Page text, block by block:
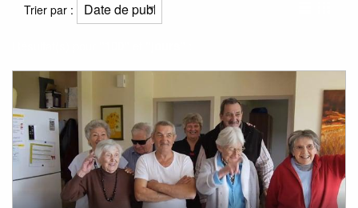
Trier par :